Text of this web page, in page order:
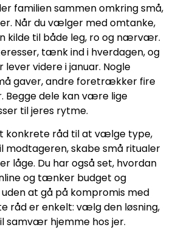
familien sammen omkring små,
Når du vælger med omtanke,
kilde til både leg, ro og nærvær.
tænk ind i hverdagen, og
videre i januar. Nogle
gaver, andre foretrækker fire
Begge dele kan være lige
til jeres rytme.
konkrete råd til at vælge type,
modtageren, skabe små ritualer
låge. Du har også set, hvordan
og tænker budget og
at gå på kompromis med
råd er enkelt: vælg den løsning,
samvær hjemme hos jer.